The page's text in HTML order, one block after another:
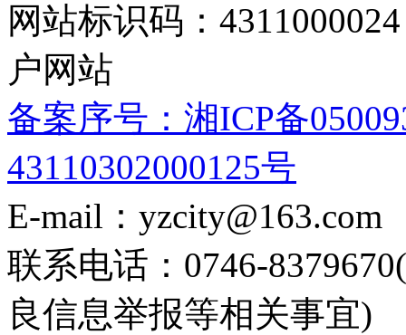
网站标识码：
户网站
备案序号：湘ICP备
43110302000125号
E-mail：yzcity@163.com
联系电话：0746-
良信息举报等相关事宜)